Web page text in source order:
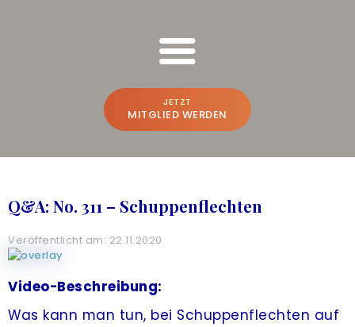
JETZT
MITGLIED WERDEN
FREESPIRIT ONLINE SCHULUNGEN
Bruno Würtenberger & Aline N. Brandstetter
BEWUSSTSEINS-VLOG
PREMIUM-PLATTFORM
ACREATE THE FUTURE
ONLINE-POWER-TRAINING
Q&A: No. 311 – Schuppenflechten
Veröffentlicht am: 22.11.2020
Video-Beschreibung:
Was kann man tun, bei Schuppenflechten auf